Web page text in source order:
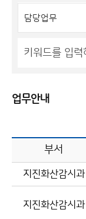
업무안내
부서
지진화산감시과
지진화산감시과